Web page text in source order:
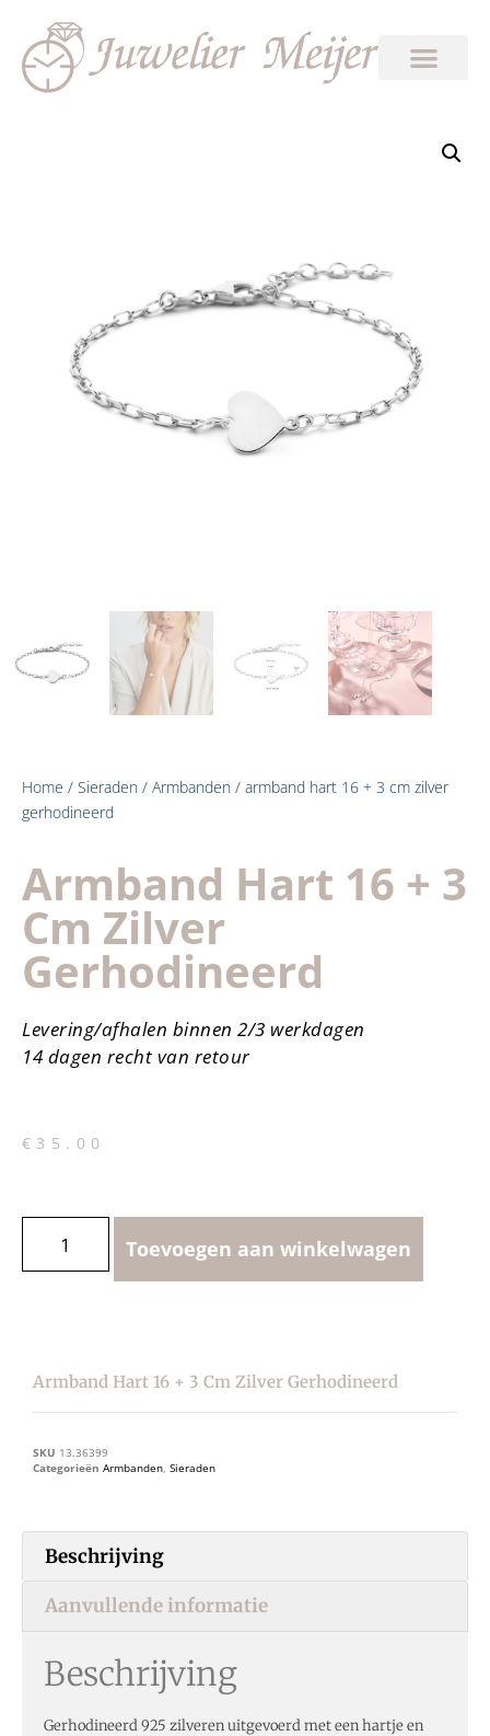
Home / Sieraden / Armbanden / armband hart 16 + 3 cm zilver
gerhodineerd
Armband Hart 16 + 3
Cm Zilver
Gerhodineerd
Levering/afhalen binnen 2/3 werkdagen
14 dagen recht van retour
€ 35.00
Toevoegen aan winkelwagen
Armband Hart 16 + 3 Cm Zilver Gerhodineerd
SKU 13.36399
Categorieën Armbanden, Sieraden
Beschrijving
Aanvullende informatie
Beschrijving
Gerhodineerd 925 zilveren uitgevoerd met een hartje en